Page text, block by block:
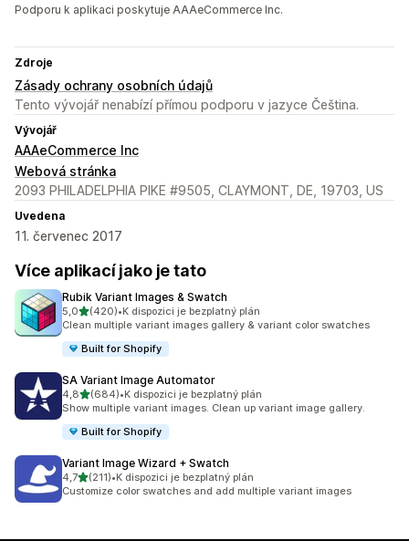
Podporu k aplikaci poskytuje AAAeCommerce Inc.
Zdroje
Zásady ochrany osobních údajů
Tento vývojář nenabízí přímou podporu v jazyce Čeština.
Vývojář
AAAeCommerce Inc
Webová stránka
2093 PHILADELPHIA PIKE #9505, CLAYMONT, DE, 19703, US
Uvedena
11. červenec 2017
Více aplikací jako je tato
Rubik Variant Images & Swatch
5,0z 5 hvězd
(420)
Celkový počet recenzí: 420
•K dispozici je bezplatný plán
Clean multiple variant images gallery & variant color swatches
Built for Shopify
SA Variant Image Automator
4,8z 5 hvězd
(684)
Celkový počet recenzí: 684
•K dispozici je bezplatný plán
Show multiple variant images. Clean up variant image gallery.
Built for Shopify
Variant Image Wizard + Swatch
4,7z 5 hvězd
(211)
Celkový počet recenzí: 211
•K dispozici je bezplatný plán
Customize color swatches and add multiple variant images